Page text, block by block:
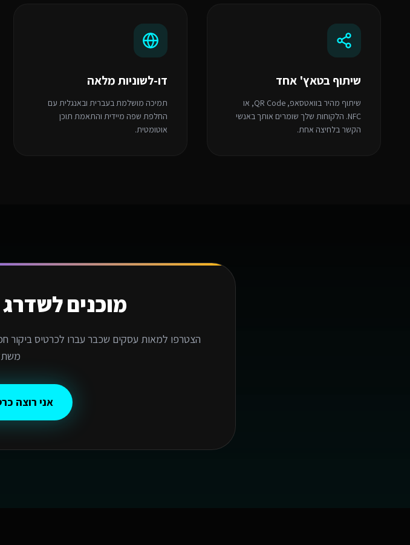
שיתוף בטאץ' אחד
שיתוף מהיר בוואטסאפ, QR Code, או
NFC. הלקוחות שלך שומרים אותך באנשי
הקשר בלחיצה אחת.
דו-לשוניות מלאה
תמיכה מושלמת בעברית ובאנגלית עם
החלפת שפה מיידית והתאמת תוכן
אוטומטית.
מוכנים
הצטרפו למאות עסקים שכבר עברו לכרטיס ביקור
אני רוצה